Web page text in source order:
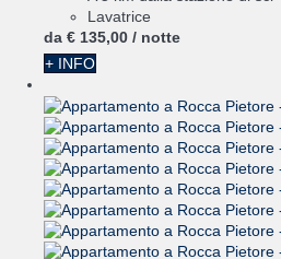
Lavatrice
da € 135,00 / notte
+ INFO